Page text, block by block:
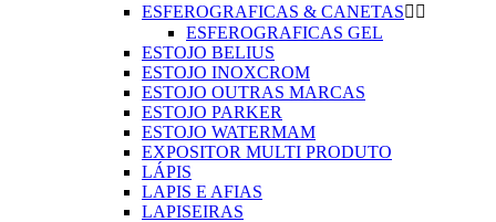
ESFEROGRAFICAS & CANETAS 
ESFEROGRAFICAS GEL
ESTOJO BELIUS
ESTOJO INOXCROM
ESTOJO OUTRAS MARCAS
ESTOJO PARKER
ESTOJO WATERMAM
EXPOSITOR MULTI PRODUTO
LÁPIS
LAPIS E AFIAS
LAPISEIRAS